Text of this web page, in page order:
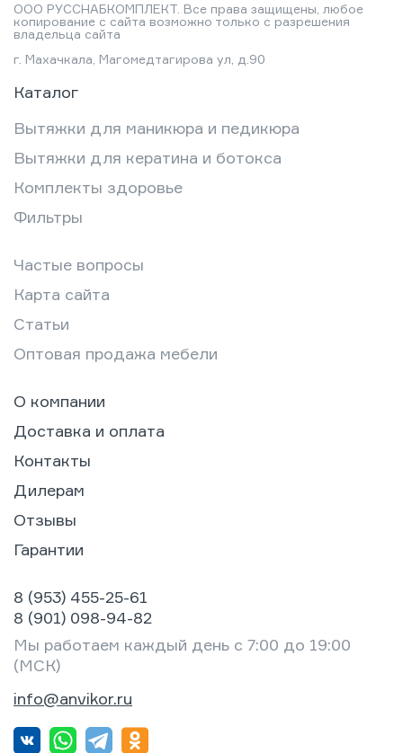
ООО РУССНАБКОМПЛЕКТ. Все права защищены, любое
копирование с сайта возможно только с разрешения
владельца сайта
г. Махачкала, Магомедтагирова ул, д.90
Каталог
Вытяжки для маникюра и педикюра
Вытяжки для кератина и ботокса
Комплекты здоровье
Фильтры
Частые вопросы
Карта сайта
Статьи
Оптовая продажа мебели
О компании
Доставка и оплата
Контакты
Дилерам
Отзывы
Гарантии
8 (953) 455-25-61
8 (901) 098-94-82
Мы работаем каждый день с 7:00 до 19:00
(МСК)
info@anvikor.ru